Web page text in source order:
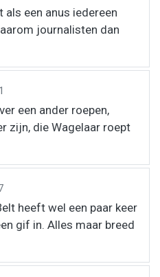
als een anus iedereen
journalisten dan
een ander roepen,
zijn, die Wagelaar roept
heeft wel een paar keer
gif in. Alles maar breed